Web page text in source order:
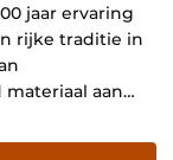
jaar ervaring
rijke traditie in
materiaal aan
is meer